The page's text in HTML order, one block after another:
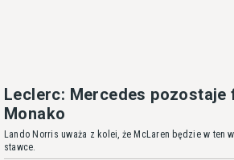
Leclerc: Mercedes pozostaje
Monako
Lando Norris uważa z kolei, że McLaren będzie w ten
stawce.